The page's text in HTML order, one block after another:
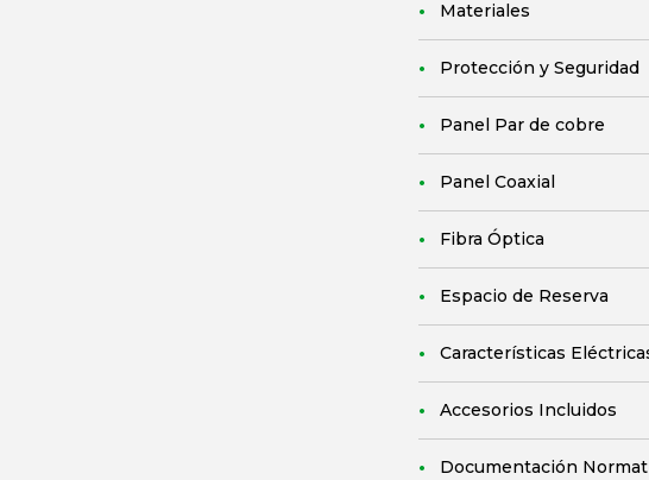
Materiales
Protección y Seguridad
Panel Par de cobre
Panel Coaxial
Fibra Óptica
Espacio de Reserva
Características
Accesorios Incluidos
Documentación